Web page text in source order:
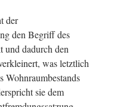
der
den Begriff des
und dadurch den
was letztlich
Wohnraumbestands
sie dem